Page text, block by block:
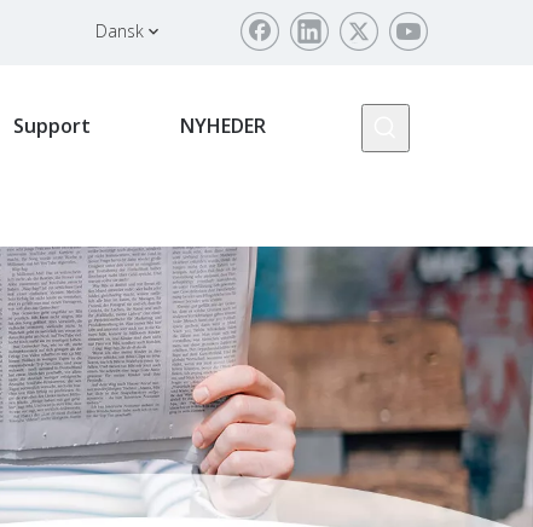
Dansk
Support NYHEDER